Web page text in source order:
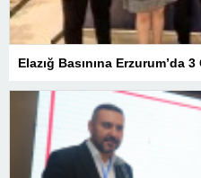
Elazığ Basınına Erzurum’da 3